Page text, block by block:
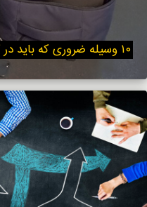
۱۰ وسیله ضروری که باید در کیف بحران داشته باشیم